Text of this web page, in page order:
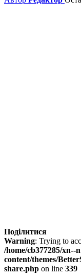
Поділитися
Warning: Trying to
/home/cb377285/xn--
content/themes/
share.php on line 339